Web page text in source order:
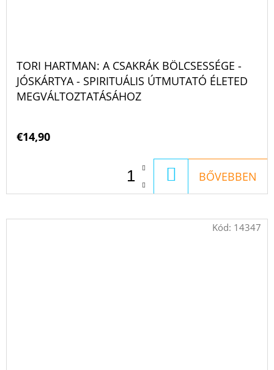
TORI HARTMAN: A CSAKRÁK BÖLCSESSÉGE -
JÓSKÁRTYA - SPIRITUÁLIS ÚTMUTATÓ ÉLETED
MEGVÁLTOZTATÁSÁHOZ
€14,90
KOSÁRBA
BŐVEBBEN
Kód: 14347